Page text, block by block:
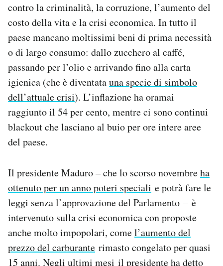
contro la criminalità, la corruzione, l’aumento del
costo della vita e la crisi economica. In tutto il
paese mancano moltissimi beni di prima necessità
o di largo consumo: dallo zucchero al caffé,
passando per l’olio e arrivando fino alla carta
igienica (che è diventatauna specie di simbolo
dell’attuale crisi). L’inflazione ha oramai
raggiunto il 54 per cento, mentre ci sono continui
blackout che lasciano al buio per ore intere aree
del paese.
Il presidente Maduro – che lo scorso novembreha
ottenuto per un anno poteri speciali e potrà fare le
leggi senza l’approvazione del Parlamento – è
intervenuto sulla crisi economica con proposte
anche molto impopolari, comel’aumento del
prezzo del carburante rimasto congelato per quasi
15 anni. Negli ultimi mesi il presidente ha detto